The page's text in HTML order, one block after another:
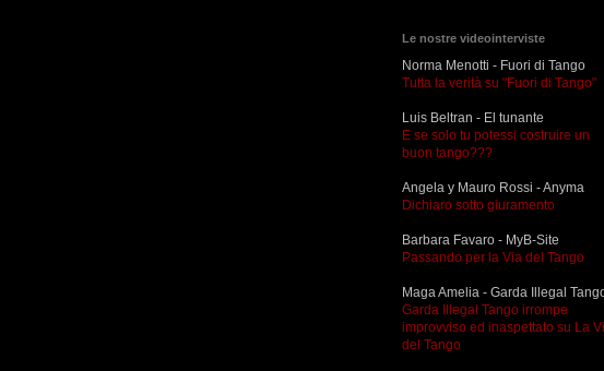
Le nostre videointerviste
Norma Menotti - Fuori di Tango
Tutta la verità su "Fuori di Tango"
Luis Beltran - El tunante
E se solo tu potessi costruire un
buon tango???
Angela y Mauro Rossi - Anyma
Dichiaro sotto giuramento
Barbara Favaro - MyB-Site
Passando per la Via del Tango
Maga Amelia - Garda Illegal
Garda Illegal Tango irrompe
improvviso ed inaspettato su La
del Tango